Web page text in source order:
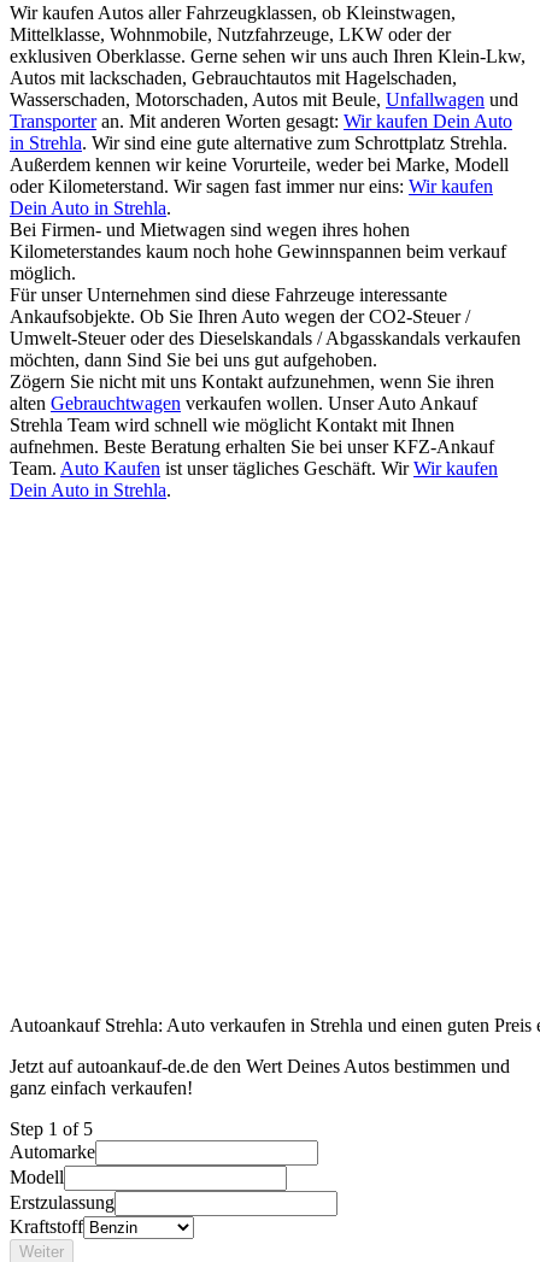
Wir kaufen Autos aller Fahrzeugklassen, ob Kleinstwagen,
Mittelklasse, Wohnmobile, Nutzfahrzeuge, LKW oder der
exklusiven Oberklasse. Gerne sehen wir uns auch Ihren Klein-Lkw,
Autos mit lackschaden, Gebrauchtautos mit Hagelschaden,
Wasserschaden, Motorschaden, Autos mit Beule, Unfallwagen und
Transporteran. Mit anderen Worten gesagt: Wir kaufen Dein Auto
in Strehla. Wir sind eine gute alternative zum Schrottplatz Strehla.
Außerdem kennen wir keine Vorurteile, weder bei Marke, Modell
oder Kilometerstand. Wir sagen fast immer nur eins: Wir kaufen
Dein Auto in Strehla.
Bei Firmen- und Mietwagen sind wegen ihres hohen
Kilometerstandes kaum noch hohe Gewinnspannen beim verkauf
möglich.
Für unser Unternehmen sind diese Fahrzeuge interessante
Ankaufsobjekte. Ob Sie Ihren Auto wegen der CO2-Steuer /
Umwelt-Steuer oder des Dieselskandals / Abgasskandals verkaufen
möchten, dann Sind Sie bei uns gut aufgehoben.
Zögern Sie nicht mit uns Kontakt aufzunehmen, wenn Sie ihren
alten Gebrauchtwagen verkaufen wollen. Unser Auto Ankauf
Strehla Team wird schnell wie möglicht Kontakt mit Ihnen
aufnehmen. Beste Beratung erhalten Sie bei unser KFZ-Ankauf
Team. Auto Kaufen ist unser tägliches Geschäft. WirWir kaufen
Dein Auto in Strehla.
Autoankauf Strehla: Auto verkaufen in Strehla und einen guten Preis
Jetzt auf autoankauf-de.de den Wert Deines Autos bestimmen und
ganz einfach verkaufen!
Step 1 of 5
Automarke
Modell
Erstzulassung
Kraftstoff
Weiter